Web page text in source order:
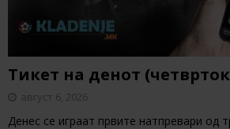
Тикет на денот
август 6, 2026
Денес се играат првите натпревари од